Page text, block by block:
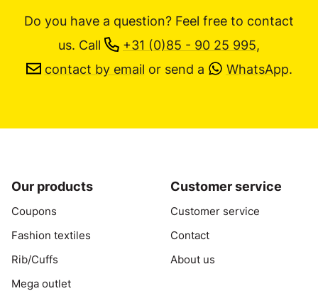
Do you have a question? Feel free to contact
us. Call +31 (0)85 - 90 25 995,
contact by email or send a WhatsApp.
Our products
Coupons
Fashion textiles
Rib/Cuffs
Mega outlet
Customer service
Customer service
Contact
About us